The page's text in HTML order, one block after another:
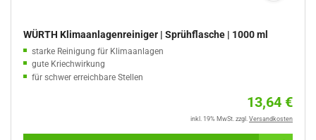
WÜRTH Klimaanlagenreiniger | Sprühflasche | 1000 ml
starke Reinigung für Klimaanlagen
gute Kriechwirkung
für schwer erreichbare Stellen
Preis
13,64 €
inkl. 19% MwSt. zzgl. Versandkosten